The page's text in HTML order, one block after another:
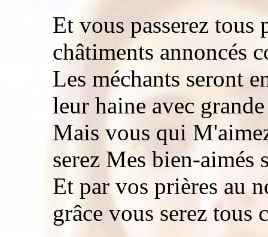
Et vous passerez tous
châtiments annoncés
Les méchants seront
leur haine avec
Mais vous qui
serez Mes bien-aimés
Et par vos prières au
grâce vous serez tous